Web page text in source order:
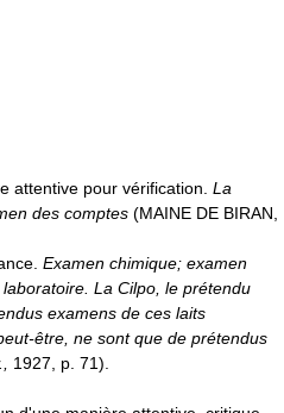
attentive pour vérification. La
des comptes (MAINE DE BIRAN,
Examen chimique; examen
La Cilpo, le prétendu
examens de ces laits
être, ne sont que de prétendus
1927, p. 71).